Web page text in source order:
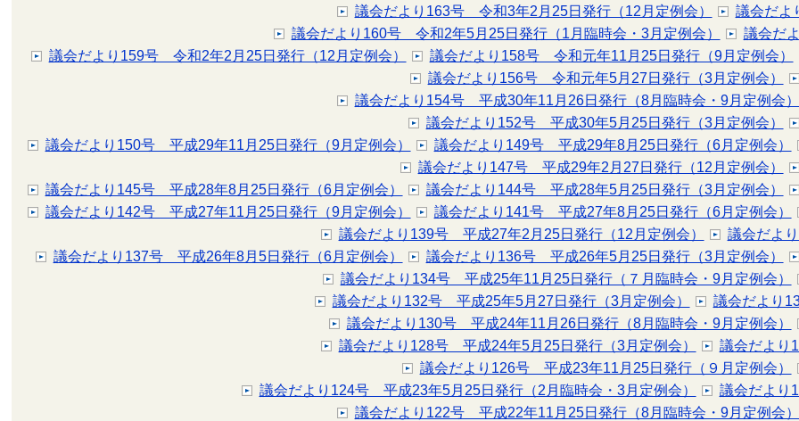
議会だより163号 令和3年2月25日発行（12月定例会）
議会だよ
議会だより160号 令和2年5月25日発行（1月臨時会・3月定例会）
議会だ
議会だより159号 令和2年2月25日発行（12月定例会）
議会だより158号 令和元年11月25日発行（9月定例会）
議会だより156号 令和元年5月27日発行（3月定例会）
議会だより154号 平成30年11月26日発行（8月臨時会・9月定例会）
議会だより152号 平成30年5月25日発行（3月定例会）
議会だより150号 平成29年11月25日発行（9月定例会）
議会だより149号 平成29年8月25日発行（6月定例会）
議会だより147号 平成29年2月27日発行（12月定例会）
議会だより145号 平成28年8月25日発行（6月定例会）
議会だより144号 平成28年5月25日発行（3月定例会）
議会だより142号 平成27年11月25日発行（9月定例会）
議会だより141号 平成27年8月25日発行（6月定例会）
議会だより139号 平成27年2月25日発行（12月定例会）
議会だよ
議会だより137号 平成26年8月5日発行（6月定例会）
議会だより136号 平成26年5月25日発行（3月定例会）
議会だより134号 平成25年11月25日発行（７月臨時会・9月定例会）
議会だより132号 平成25年5月27日発行（3月定例会）
議会だより
議会だより130号 平成24年11月26日発行（8月臨時会・9月定例会）
議会だより128号 平成24年5月25日発行（3月定例会）
議会だより
議会だより126号 平成23年11月25日発行（９月定例会）
議会だより124号 平成23年5月25日発行（2月臨時会・3月定例会）
議会だより
議会だより122号 平成22年11月25日発行（8月臨時会・9月定例会）